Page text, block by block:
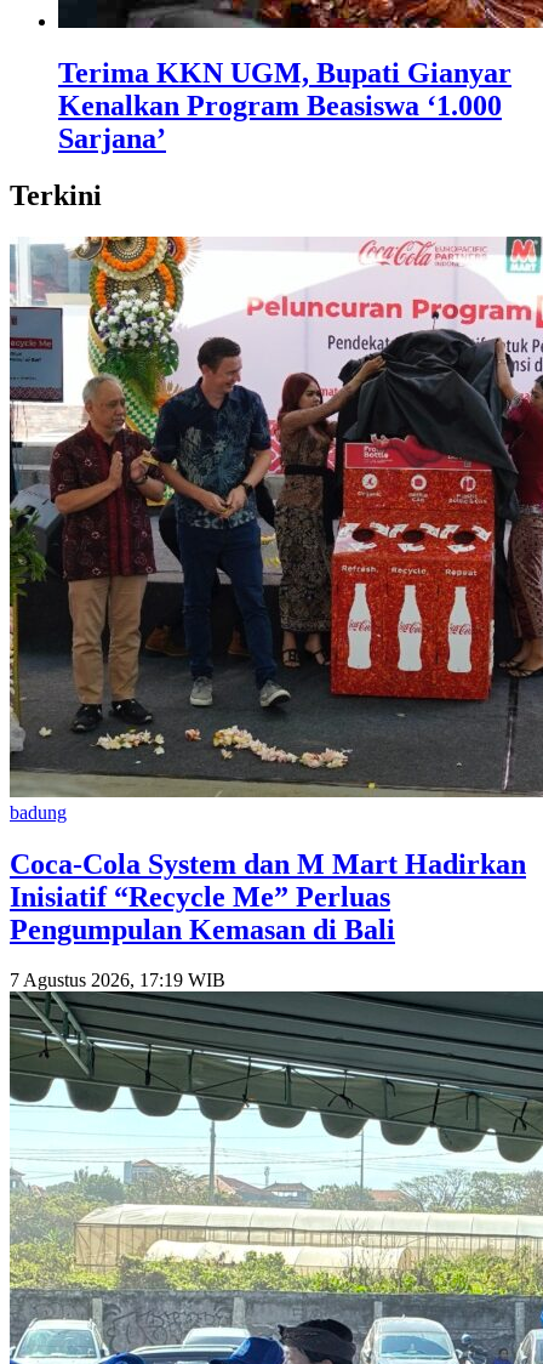
Terima KKN UGM, Bupati Gianyar
Kenalkan Program Beasiswa ‘1.000
Sarjana’
Terkini
badung
Coca-Cola System dan M Mart Hadirkan
Inisiatif “Recycle Me” Perluas
Pengumpulan Kemasan di Bali
7 Agustus 2026, 17:19 WIB